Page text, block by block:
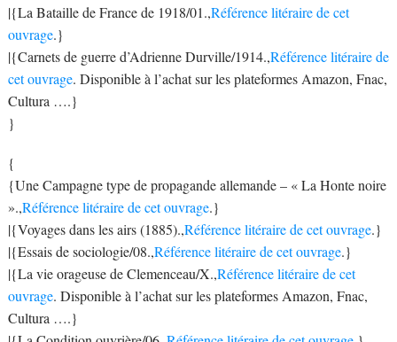
|{La Bataille de France de 1918/01.,Référence litéraire de cet
ouvrage.}
|{Carnets de guerre d’Adrienne Durville/1914.,Référence litéraire de
cet ouvrage. Disponible à l’achat sur les plateformes Amazon, Fnac,
Cultura ….}
}
{
{Une Campagne type de propagande allemande – « La Honte noire
».,Référence litéraire de cet ouvrage.}
|{Voyages dans les airs (1885).,Référence litéraire de cet ouvrage.}
|{Essais de sociologie/08.,Référence litéraire de cet ouvrage.}
|{La vie orageuse de Clemenceau/X.,Référence litéraire de cet
ouvrage. Disponible à l’achat sur les plateformes Amazon, Fnac,
Cultura ….}